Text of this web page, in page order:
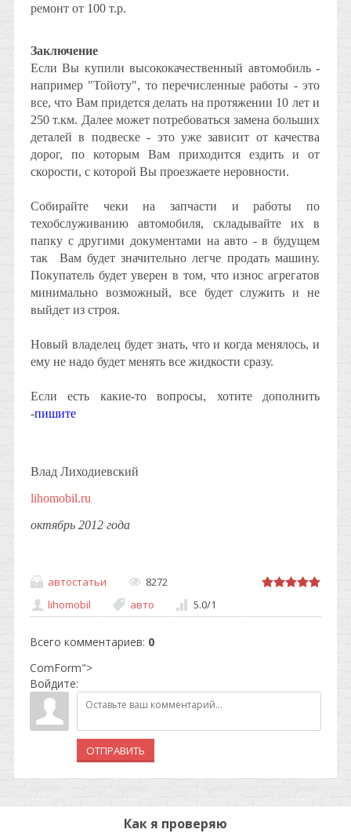
ремонт от 100 т.р.
Заключение
Если Вы купили высококачественный автомобиль -
например "Тойоту", то перечисленные работы - это
все, что Вам придется делать на протяжении 10 лет и
250 т.км. Далее может потребоваться замена больших
деталей в подвеске - это уже зависит от качества
дорог, по которым Вам приходится ездить и от
скорости, с которой Вы проезжаете неровности.
Собирайте чеки на запчасти и работы по
техобслуживанию автомобиля, складывайте их в
папку с другими документами на авто - в будущем
так Вам будет значительно легче продать машину.
Покупатель будет уверен в том, что износ агрегатов
минимально возможный, все будет служить и не
выйдет из строя.
Новый владелец будет знать, что и когда менялось, и
ему не надо будет менять все жидкости сразу.
Если есть какие-то вопросы, хотите дополнить
-пишите
Влад Лиходиевский
lihomobil.ru
октябрь 2012 года
автостатьи
8272
lihomobil
авто 5.0/1
Всего комментариев: 0
ComForm">
Войдите:
ОТПРАВИТЬ
Как я проверяю